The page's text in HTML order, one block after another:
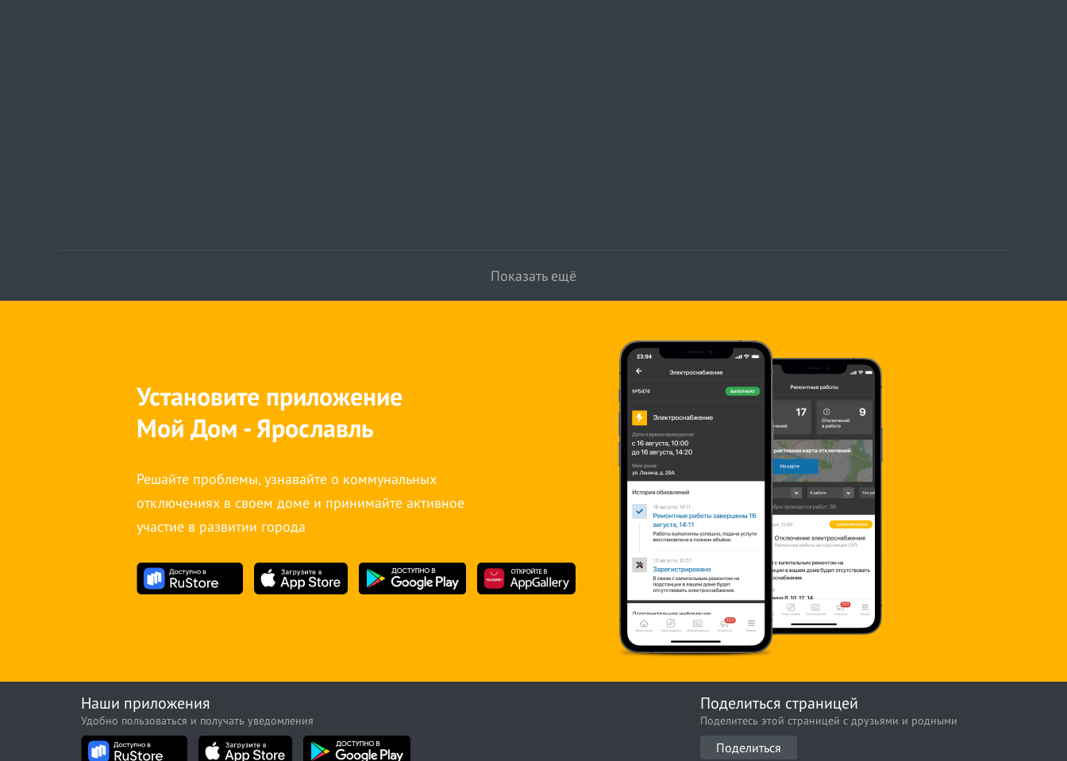
Показать ещё
Установите приложение
Мой Дом - Ярославль
Решайте проблемы, узнавайте о коммунальных
отключениях в своем доме и принимайте активное
участие в развитии города
Наши приложения
Удобно пользоваться и получать уведомления
Поделиться страницей
Поделитесь этой страницей с друзьями и родными
Поделиться